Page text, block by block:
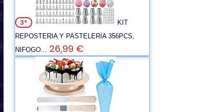
3º
KIT
REPOSTERIA Y PASTELERIA 356PCS,
NIFOGO... 26,99 €